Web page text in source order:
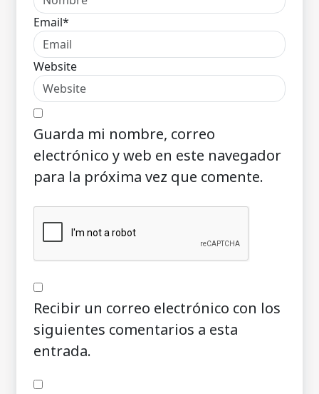
Email*
Website
Guarda mi nombre, correo
electrónico y web en este navegador
para la próxima vez que comente.
Recibir un correo electrónico con los
siguientes comentarios a esta
entrada.